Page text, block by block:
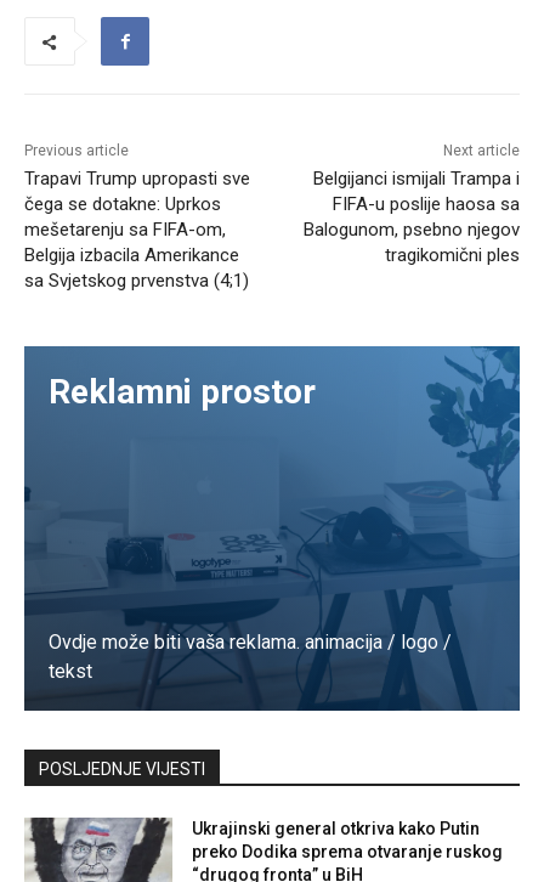
Previous article
Trapavi Trump upropasti sve
čega se dotakne: Uprkos
mešetarenju sa FIFA-om,
Belgija izbacila Amerikance
sa Svjetskog prvenstva (4;1)
Next article
Belgijanci ismijali Trampa i
FIFA-u poslije haosa sa
Balogunom, psebno njegov
tragikomični ples
Reklamni prostor
Ovdje može biti vaša reklama. animacija / logo /
tekst
Kontaktirajte nas
POSLJEDNJE VIJESTI
Ukrajinski general otkriva kako Putin
preko Dodika sprema otvaranje ruskog
“drugog fronta” u BiH